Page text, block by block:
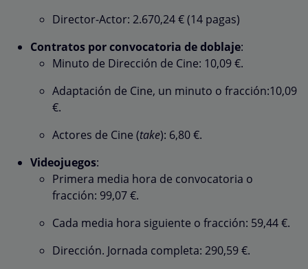
Director-Actor: 2.670,24 € (14 pagas)
Contratos por convocatoria de doblaje:
Minuto de Dirección de Cine: 10,09 €.
Adaptación de Cine, un minuto o fracción:10,09
€.
Actores de Cine (take): 6,80 €.
Videojuegos:
Primera media hora de convocatoria o
fracción: 99,07 €.
Cada media hora siguiente o fracción: 59,44 €.
Dirección. Jornada completa: 290,59 €.